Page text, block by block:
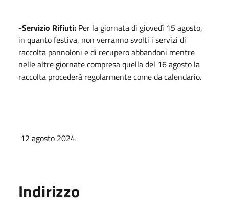
-Servizio Rifiuti: Per la giornata di giovedì 15 agosto,
in quanto festiva, non verranno svolti i servizi di
raccolta pannoloni e di recupero abbandoni mentre
nelle altre giornate compresa quella del 16 agosto la
raccolta procederà regolarmente come da calendario.
12 agosto 2024
Indirizzo